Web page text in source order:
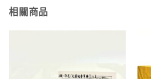
相關商品